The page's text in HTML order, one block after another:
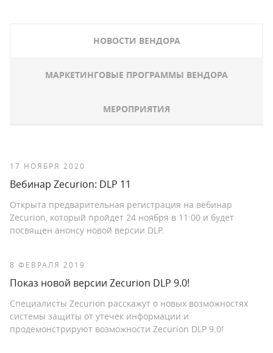
НОВОСТИ ВЕНДОРА
МАРКЕТИНГОВЫЕ ПРОГРАММЫ ВЕНДОРА
МЕРОПРИЯТИЯ
17 НОЯБРЯ 2020
Вебинар Zecurion: DLP 11
Открыта предварительная регистрация на вебинар
Zecurion, который пройдет 24 ноября в 11:00 и будет
посвящен анонсу новой версии DLP.
8 ФЕВРАЛЯ 2019
Показ новой версии Zecurion DLP 9.0!
Специалисты Zecurion расскажут о новых возможностях
системы защиты от утечек информации и
продемонстрируют возможности Zecurion DLP 9.0!